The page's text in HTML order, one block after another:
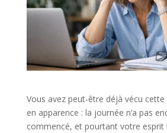
Vous avez peut-être déjà vécu
en apparence : la journée n’a pas
commencé, et pourtant votre esprit